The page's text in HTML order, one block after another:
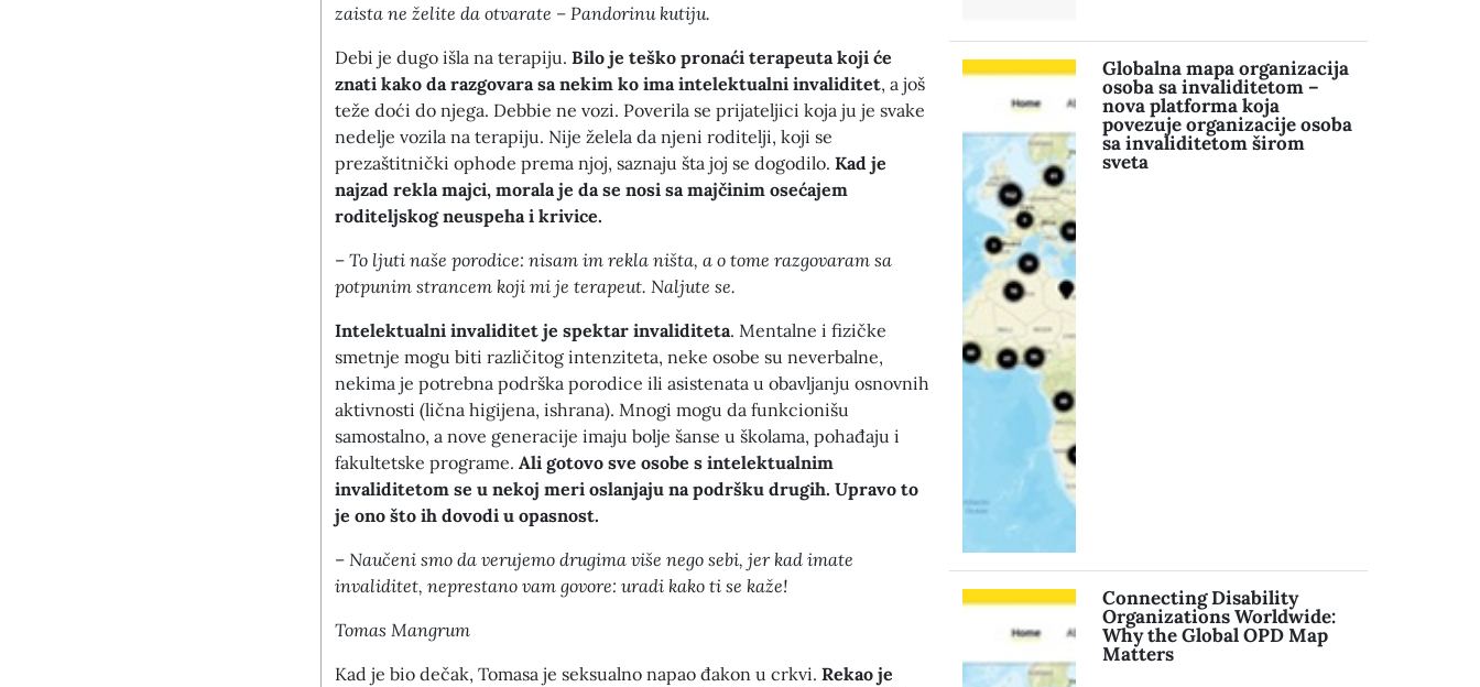
zaista ne želite da otvarate – Pandorinu kutiju.
Debi je dugo išla na terapiju. Bilo je teško pronaći terapeuta koji će
znati kako da razgovara sa nekim ko ima intelektualni invaliditet, a još
teže doći do njega. Debbie ne vozi. Poverila se prijateljici koja ju je svake
nedelje vozila na terapiju. Nije želela da njeni roditelji, koji se
prezaštitnički ophode prema njoj, saznaju šta joj se dogodilo. Kad je
najzad rekla majci, morala je da se nosi sa majčinim osećajem
roditeljskog neuspeha i krivice.
– To ljuti naše porodice: nisam im rekla ništa, a o tome razgovaram sa
potpunim strancem koji mi je terapeut. Naljute se.
Intelektualni invaliditet je spektar invaliditeta. Mentalne i fizičke
smetnje mogu biti različitog intenziteta, neke osobe su neverbalne,
nekima je potrebna podrška porodice ili asistenata u obavljanju osnovnih
aktivnosti (lična higijena, ishrana). Mnogi mogu da funkcionišu
samostalno, a nove generacije imaju bolje šanse u školama, pohađaju i
fakultetske programe. Ali gotovo sve osobe s intelektualnim
invaliditetom se u nekoj meri oslanjaju na podršku drugih. Upravo to
je ono što ih dovodi u opasnost.
– Naučeni smo da verujemo drugima više nego sebi, jer kad imate
invaliditet, neprestano vam govore: uradi kako ti se kaže!
Tomas Mangrum
Kad je bio dečak, Tomasa je seksualno napao đakon u crkvi. Rekao je
Globalna mapa organizacija
osoba sa invaliditetom –
nova platforma koja
povezuje organizacije osoba
sa invaliditetom širom
sveta
Connecting Disability
Organizations Worldwide:
Why the Global OPD Map
Matters